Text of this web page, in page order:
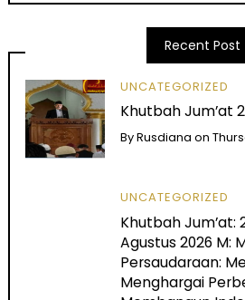
Recent Post
UNCATEGORIZED
Khutbah Jum’at
ByRusdiana on
UNCATEGORIZED
Khutbah Jum’at:
Agustus 2026 M:
Persaudaraan:
Menghargai